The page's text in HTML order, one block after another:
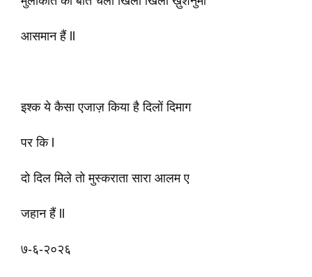
आसमान हैं ll
इश्क ये कैसा एजाज़ किया है दिलों दिमाग
पर कि l
दो दिल मिले तो मुस्कराता सारा आलम ए
जहान हैं ll
७-६-२०२६